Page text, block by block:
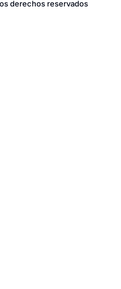
derechos reservados